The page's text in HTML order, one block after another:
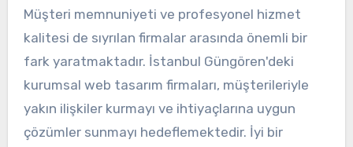
Müşteri memnuniyeti ve profesyonel hizmet
kalitesi de sıyrılan firmalar arasında önemli bir
fark yaratmaktadır. İstanbul Güngören'deki
kurumsal web tasarım firmaları, müşterileriyle
yakın ilişkiler kurmayı ve ihtiyaçlarına uygun
çözümler sunmayı hedeflemektedir. İyi bir